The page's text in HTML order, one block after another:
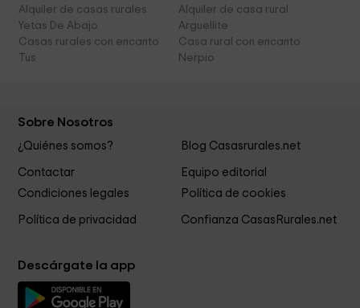
Alquiler de casas rurales
Yetas De Abajo
Alquiler de casa rural
Arguellite
Casas rurales con encanto
Tus
Casa rural con encanto
Nerpio
Sobre Nosotros
¿Quiénes somos? Blog Casasrurales.net
Contactar
Equipo editorial
Condiciones legales
Política de cookies
Política de privacidad Confianza CasasRurales.net
Descárgate la app